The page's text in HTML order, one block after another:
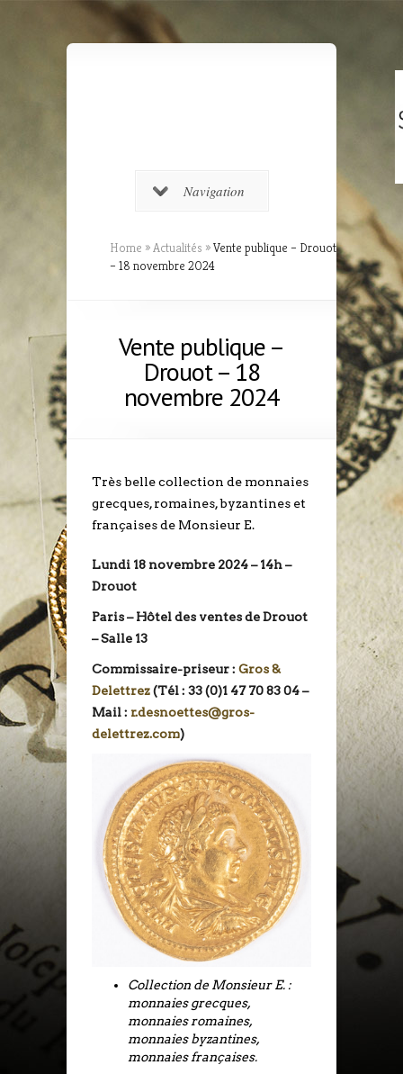
Navigation
Home »Actualités »Vente publique – Drouot
– 18 novembre 2024
Vente publique –
Drouot – 18
novembre 2024
Très belle collection de monnaies
grecques, romaines, byzantines et
françaises de Monsieur E.
Lundi 18 novembre 2024 – 14h –
Drouot
Paris – Hôtel des ventes de Drouot
– Salle 13
Commissaire-priseur : Gros &
Delettrez(Tél : 33 (0)1 47 70 83 04 –
Mail : r.desnoettes@gros-
delettrez.com)
Collection de Monsieur E. :
monnaies grecques,
monnaies romaines,
monnaies byzantines,
monnaies françaises.